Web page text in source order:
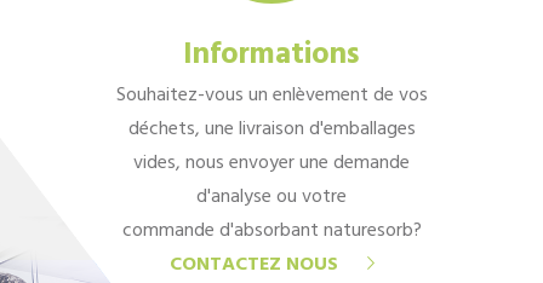
Informations
Souhaitez-vous un enlèvement de vos
déchets, une livraison d'emballages
vides, nous envoyer une demande
d'analyse ou votre
commande d'absorbant naturesorb?
CONTACTEZ NOUS